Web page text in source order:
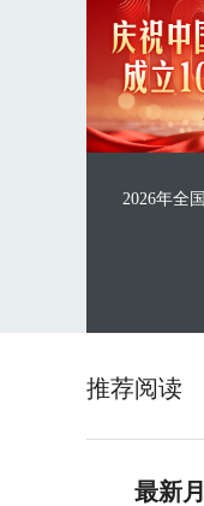
2026年全
推荐阅读
最新